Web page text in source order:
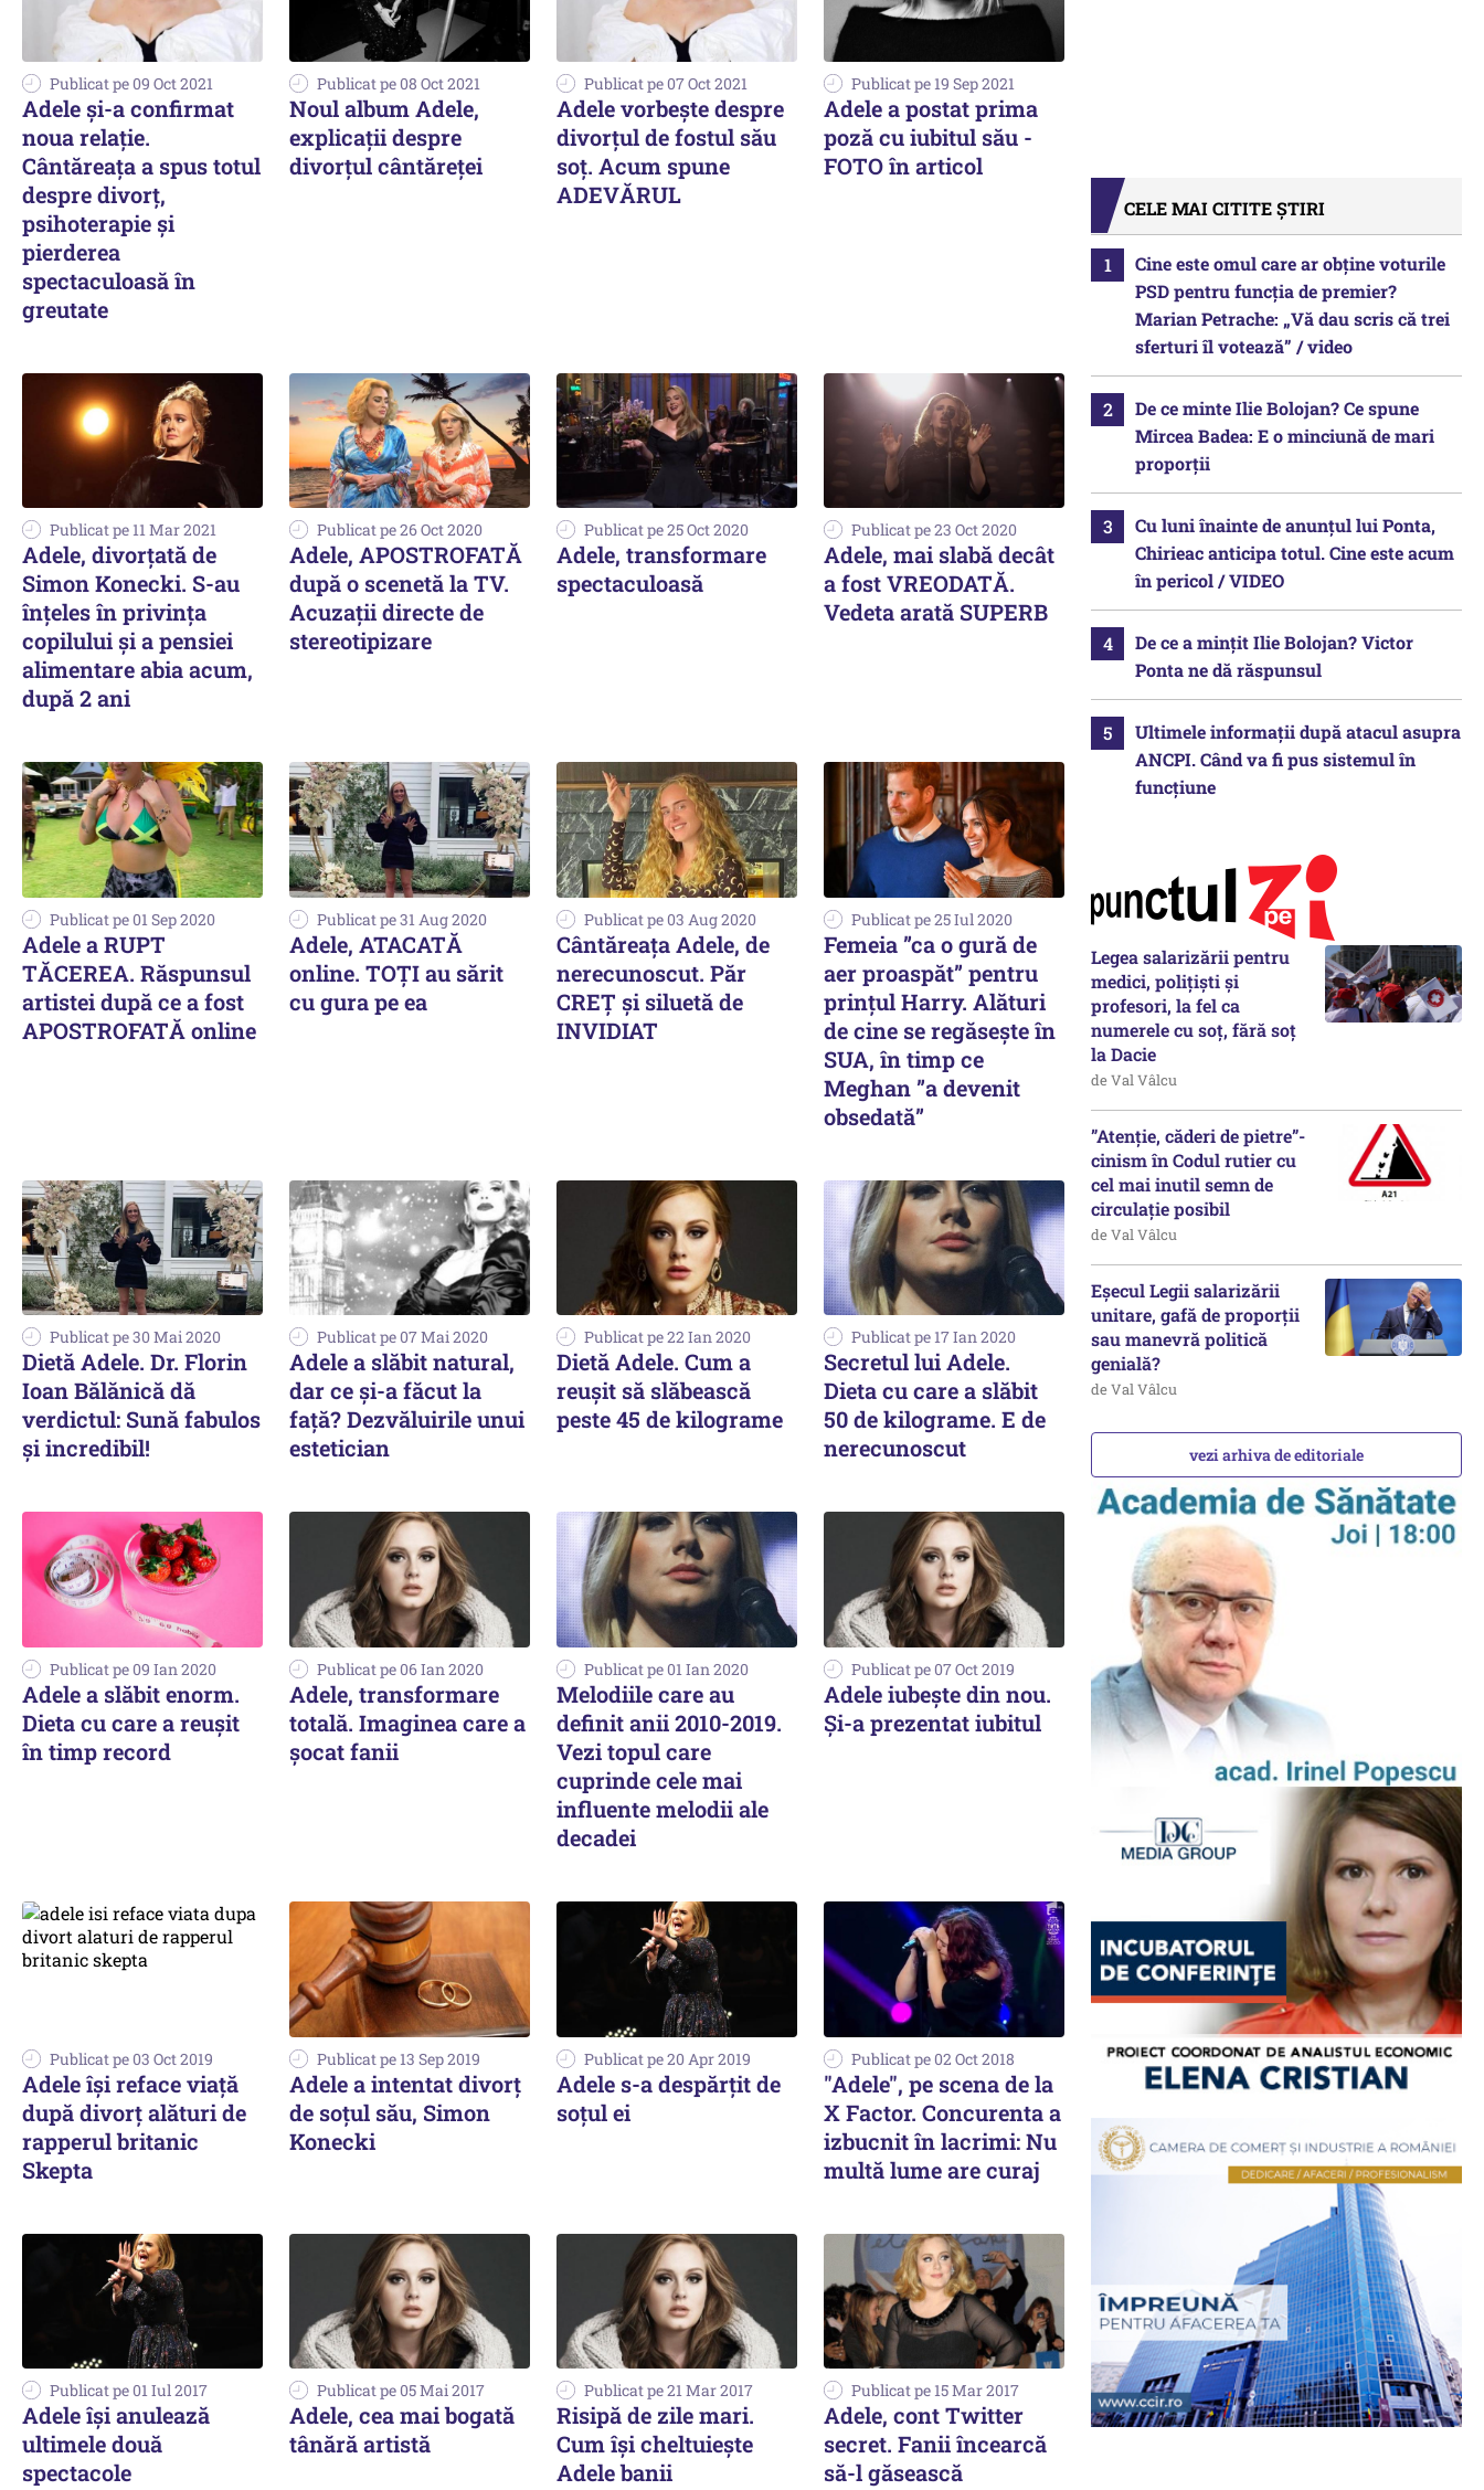
Publicat pe 09 Oct 2021
Adele și-a confirmat
noua relație.
Cântăreața a spus totul
despre divorț,
psihoterapie şi
pierderea
spectaculoasă în
greutate
Publicat pe 08 Oct 2021
Noul album Adele,
explicaţii despre
divorţul cântăreţei
Publicat pe 07 Oct 2021
Adele vorbește despre
divorțul de fostul său
soț. Acum spune
ADEVĂRUL
Publicat pe 19 Sep 2021
Adele a postat prima
poză cu iubitul său -
FOTO în articol
Publicat pe 11 Mar 2021
Adele, divorțată de
Simon Konecki. S-au
înțeles în privința
copilului și a pensiei
alimentare abia acum,
după 2 ani
Publicat pe 26 Oct 2020
Adele, APOSTROFATĂ
după o scenetă la TV.
Acuzații directe de
stereotipizare
Publicat pe 25 Oct 2020
Adele, transformare
spectaculoasă
Publicat pe 23 Oct 2020
Adele, mai slabă decât
a fost VREODATĂ.
Vedeta arată SUPERB
Publicat pe 01 Sep 2020
Adele a RUPT
TĂCEREA. Răspunsul
artistei după ce a fost
APOSTROFATĂ online
Publicat pe 31 Aug 2020
Adele, ATACATĂ
online. TOȚI au sărit
cu gura pe ea
Publicat pe 03 Aug 2020
Cântăreața Adele, de
nerecunoscut. Păr
CREȚ și siluetă de
INVIDIAT
Publicat pe 25 Iul 2020
Femeia ”ca o gură de
aer proaspăt” pentru
prințul Harry. Alături
de cine se regăsește în
SUA, în timp ce
Meghan ”a devenit
obsedată”
Publicat pe 30 Mai 2020
Dietă Adele. Dr. Florin
Ioan Bălănică dă
verdictul: Sună fabulos
și incredibil!
Publicat pe 07 Mai 2020
Adele a slăbit natural,
dar ce și-a făcut la
față? Dezvăluirile unui
estetician
Publicat pe 22 Ian 2020
Dietă Adele. Cum a
reuşit să slăbească
peste 45 de kilograme
Publicat pe 17 Ian 2020
Secretul lui Adele.
Dieta cu care a slăbit
50 de kilograme. E de
nerecunoscut
Publicat pe 09 Ian 2020
Adele a slăbit enorm.
Dieta cu care a reușit
în timp record
Publicat pe 06 Ian 2020
Adele, transformare
totală. Imaginea care a
șocat fanii
Publicat pe 01 Ian 2020
Melodiile care au
definit anii 2010-2019.
Vezi topul care
cuprinde cele mai
influente melodii ale
decadei
Publicat pe 07 Oct 2019
Adele iubește din nou.
Și-a prezentat iubitul
Publicat pe 03 Oct 2019
Adele îşi reface viaţă
după divorţ alături de
rapperul britanic
Skepta
Publicat pe 13 Sep 2019
Adele a intentat divorţ
de soţul său, Simon
Konecki
Publicat pe 20 Apr 2019
Adele s-a despărțit de
soțul ei
Publicat pe 02 Oct 2018
"Adele", pe scena de la
X Factor. Concurenta a
izbucnit în lacrimi: Nu
multă lume are curaj
Publicat pe 01 Iul 2017
Adele își anulează
ultimele două
spectacole
Publicat pe 05 Mai 2017
Adele, cea mai bogată
tânără artistă
Publicat pe 21 Mar 2017
Risipă de zile mari.
Cum își cheltuiește
Adele banii
Publicat pe 15 Mar 2017
Adele, cont Twitter
secret. Fanii încearcă
să-l găsească
CELE MAI CITITE ȘTIRI
Cine este omul care ar obține voturile
PSD pentru funcția de premier?
Marian Petrache: „Vă dau scris că trei
sferturi îl votează” / video
De ce minte Ilie Bolojan? Ce spune
Mircea Badea: E o minciună de mari
proporții
Cu luni înainte de anunțul lui Ponta,
Chirieac anticipa totul. Cine este acum
în pericol / VIDEO
De ce a mințit Ilie Bolojan? Victor
Ponta ne dă răspunsul
Ultimele informații după atacul asupra
ANCPI. Când va fi pus sistemul în
funcțiune
Legea salarizării pentru
medici, polițiști și
profesori, la fel ca
numerele cu soț, fără soț
la Dacie
de Val Vâlcu
”Atenție, căderi de pietre”-
cinism în Codul rutier cu
cel mai inutil semn de
circulație posibil
de Val Vâlcu
Eșecul Legii salarizării
unitare, gafă de proporții
sau manevră politică
genială?
de Val Vâlcu
vezi arhiva de editoriale